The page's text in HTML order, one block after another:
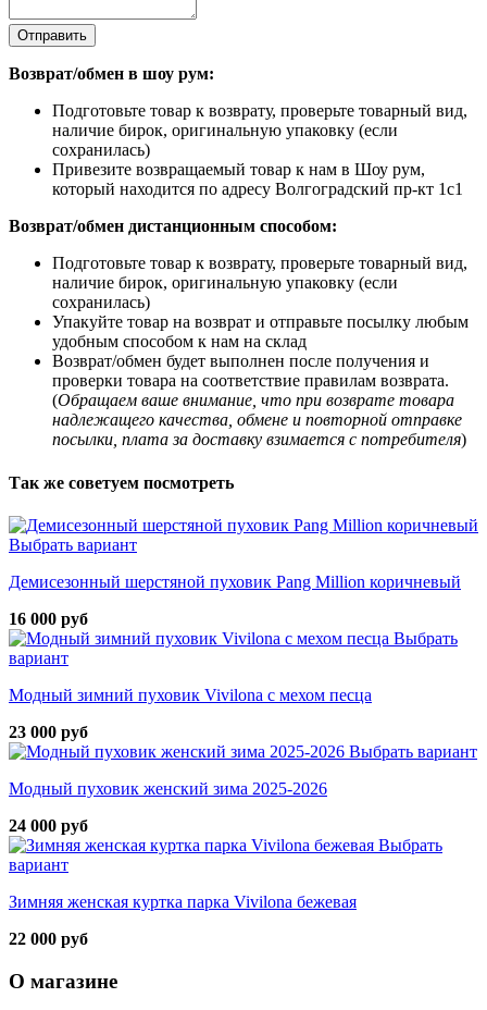
Отправить
Возврат/обмен в шоу рум:
Подготовьте товар к возврату, проверьте товарный вид,
наличие бирок, оригинальную упаковку (если
сохранилась)
Привезите возвращаемый товар к нам в Шоу рум,
который находится по адресу Волгоградский пр-кт 1с1
Возврат/обмен дистанционным способом:
Подготовьте товар к возврату, проверьте товарный вид,
наличие бирок, оригинальную упаковку (если
сохранилась)
Упакуйте товар на возврат и отправьте посылку любым
удобным способом к нам на склад
Возврат/обмен будет выполнен после получения и
проверки товара на соответствие правилам возврата.
(Обращаем ваше внимание, что при возврате товара
надлежащего качества, обмене и повторной отправке
посылки, плата за доставку взимается с потребителя)
Так же советуем посмотреть
Выбрать вариант
Демисезонный шерстяной пуховик Pang Million коричневый
16 000 руб
Выбрать
вариант
Модный зимний пуховик Vivilona с мехом песца
23 000 руб
Выбрать вариант
Модный пуховик женский зима 2025-2026
24 000 руб
Выбрать
вариант
Зимняя женская куртка парка Vivilona бежевая
22 000 руб
О магазине